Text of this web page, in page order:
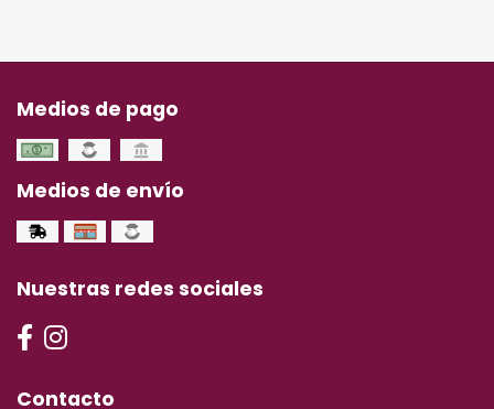
Medios de pago
Medios de envío
Nuestras redes sociales
Contacto